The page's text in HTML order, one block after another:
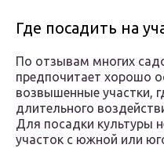
Где посадить на
По отзывам многих
предпочитает хорошо
возвышенные участки,
длительного
Для посадки культуры
участок с южной или